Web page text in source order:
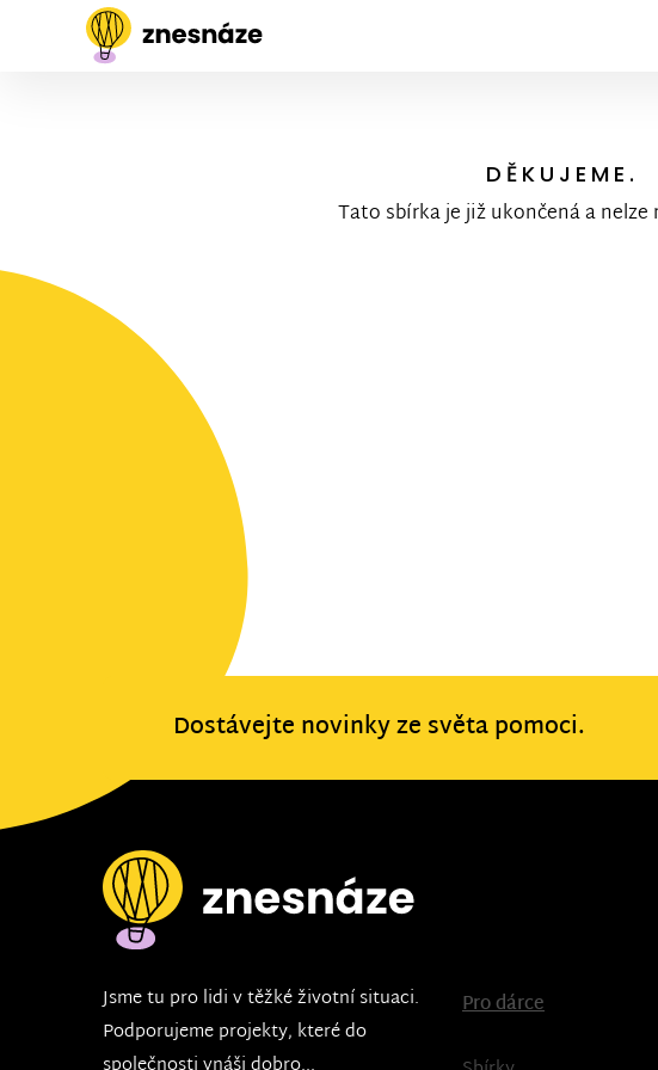
DĚKUJEME.
Tato sbírka je již ukončená a
Dostávejte novinky ze světa pomoci.
Jsme tu pro lidi v těžké životní situaci.
Podporujeme projekty, které do
Pro dárce